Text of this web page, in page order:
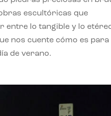
escultóricas que
entre lo tangible y lo
nos cuente cómo es para
de verano.